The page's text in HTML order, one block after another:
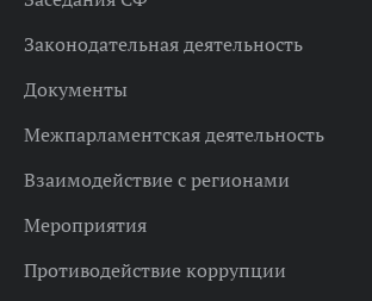
Законодательная деятельность
Документы
Межпарламентская деятельность
Взаимодействие с регионами
Мероприятия
Противодействие коррупции